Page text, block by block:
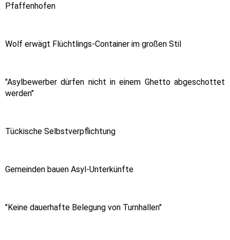
Pfaffenhofen
Wolf erwägt Flüchtlings-Container im großen Stil
"Asylbewerber dürfen nicht in einem Ghetto abgeschottet
werden"
Tückische Selbstverpflichtung
Gemeinden bauen Asyl-Unterkünfte
"Keine dauerhafte Belegung von Turnhallen"